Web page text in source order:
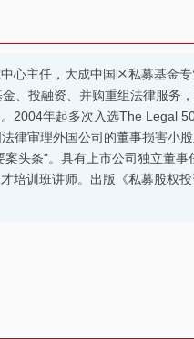
心主任，大成中国区私募基金
、投融资、并购重组法律服务
2004年起多次入选The Legal
律审理外国公司的董事损害小
头条"。具有上市公司独立董事
培训班讲师。出版《私募股权